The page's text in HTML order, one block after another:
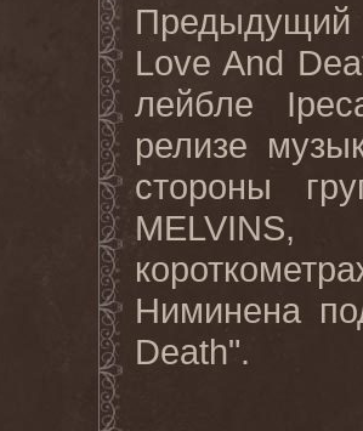
Предыдущий
Love And
лейбле
релизе
стороны
Ниминена
Death".